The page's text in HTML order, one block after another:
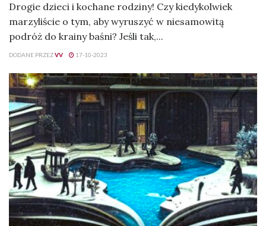
Drogie dzieci i kochane rodziny! Czy kiedykolwiek
marzyliście o tym, aby wyruszyć w niesamowitą
podróż do krainy baśni? Jeśli tak,...
DODANE PRZEZVV 17-10-2023